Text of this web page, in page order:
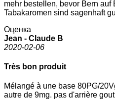
mehr bestellen, bevor Bern
Tabakaromen sind sagenhaft
Оценка
Jean - Claude B
2020-02-06
Très bon produit
Mélangé à une base 80PG/
autre de 9mg. pas d'arrière